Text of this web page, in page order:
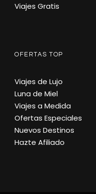
Viajes Gratis
OFERTAS TOP
Viajes de Lujo
Luna de Miel
Viajes a Medida
Ofertas Especiales
Nuevos Destinos
Hazte Afiliado